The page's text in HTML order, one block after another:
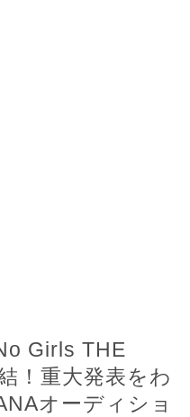
Girls THE
！重大発表をわ
オーディショ